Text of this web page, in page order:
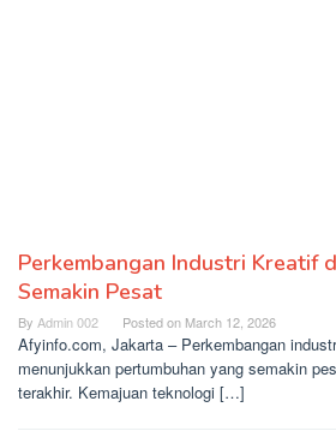
Perkembangan Industri Kreatif
Semakin Pesat
By Admin 002 Posted on March 12, 2026
Afyinfo.com, Jakarta – Perkembangan
menunjukkan pertumbuhan yang semakin
terakhir. Kemajuan teknologi […]